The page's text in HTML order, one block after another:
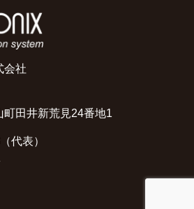
会社
田井新荒見24番地1
代表）